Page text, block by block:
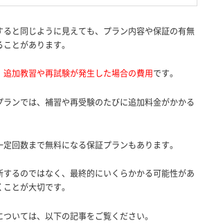
と同じように見えても、プラン内容や保証の有無
とがあります。
追加教習や再試験が発生した場合の費用です。
ンでは、補習や再受験のたびに追加料金がかかる
回数まで無料になる保証プランもあります。
るのではなく、最終的にいくらかかる可能性があ
とが大切です。
いては、以下の記事をご覧ください。